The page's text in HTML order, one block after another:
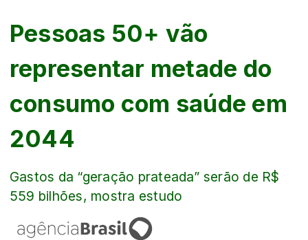
Pessoas 50+ vão
representar metade do
consumo com saúde em
2044
Gastos da “geração prateada” serão de R$
559 bilhões, mostra estudo